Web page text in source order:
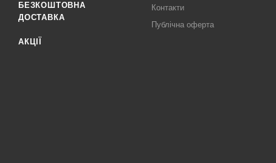
БЕЗКОШТОВНА
ДОСТАВКА
АКЦІЇ
Контакти
Публічна оферта